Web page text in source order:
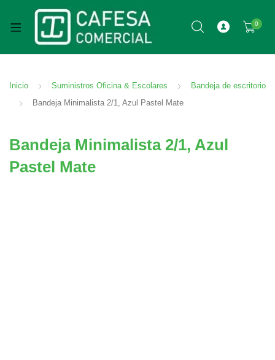
0
Inicio Suministros Oficina & Escolares
Bandeja de escritorio
Bandeja Minimalista 2/1, Azul Pastel Mate
Bandeja Minimalista 2/1, Azul
Pastel Mate